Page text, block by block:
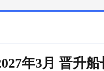
年3月 晋升